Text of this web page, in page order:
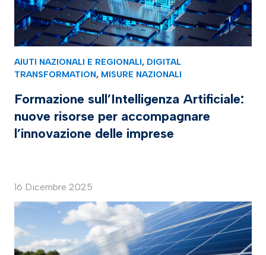
AIUTI NAZIONALI E REGIONALI, DIGITAL
TRANSFORMATION, MISURE NAZIONALI
Formazione sull’Intelligenza Artificiale:
nuove risorse per accompagnare
l’innovazione delle imprese
16 Dicembre 2025